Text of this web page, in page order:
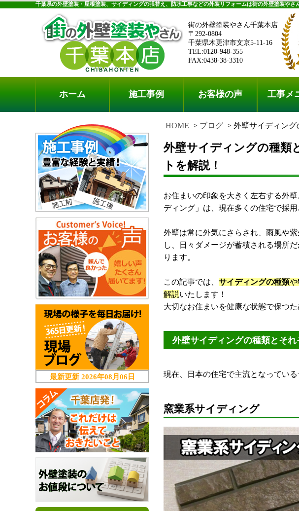
千葉県の外壁塗装・屋根塗装、サイディングの張替え、防水工事などの外装リフォームは街の外壁塗装やさ
街の外壁塗装やさん千葉本店
〒292-0804
千葉県木更津市文京5-11-16
TEL:0120-948-355
FAX:0438-38-3310
ホーム 施工事例 お客様の声 工事メ
HOME ブログ 外壁サイディング
外壁サイディングの種類
トを解説！
お住まいの印象を大きく左右する外
ディング」は、現在多くの住宅で採用
外壁は常に外気にさらされ、雨風や
し、日々ダメージが蓄積される場所
ります。
この記事では、 サイディングの種類や
解説いたします！
大切なお住まいを健康な状態で保つ
外壁サイディングの種類とそ
現在、日本の住宅で主流となってい
窯業系サイディング
最新更新 2026年08月06日